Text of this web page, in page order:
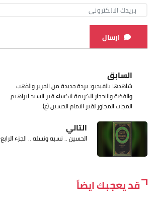
ارسال
السابق
شاهدها بالفيديو: بردة جديدة من الحرير والذهب
والفضة والاحجار الكريمة لاكساء قبر السيد ابراهيم
المجاب المجاور لقبر الامام الحسين (ع)
التالي
الحسين .. نسبه ونسله .. الجزء الرابع
قد يعجبك ايضاً